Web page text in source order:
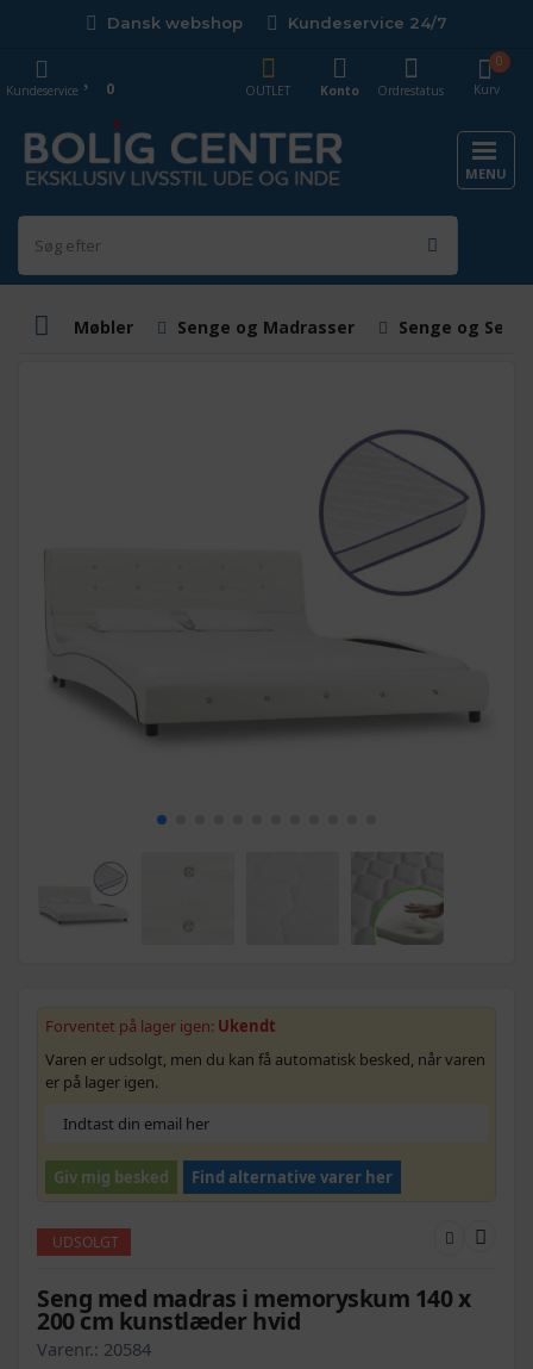
Dansk webshop Kundeservice 24/7
Kurv
0
OUTLET
Konto Ordrestatus
Kundeservice 0
MENU
Møbler Senge og Madrasser Senge og
Forventet på lager igen: Ukendt
Varen er udsolgt, men du kan få automatisk besked, når varen
er på lager igen.
Giv mig besked Find alternative varer her
UDSOLGT
Seng med madras i memoryskum 140 x
200 cm kunstlæder hvid
Varenr.: 20584